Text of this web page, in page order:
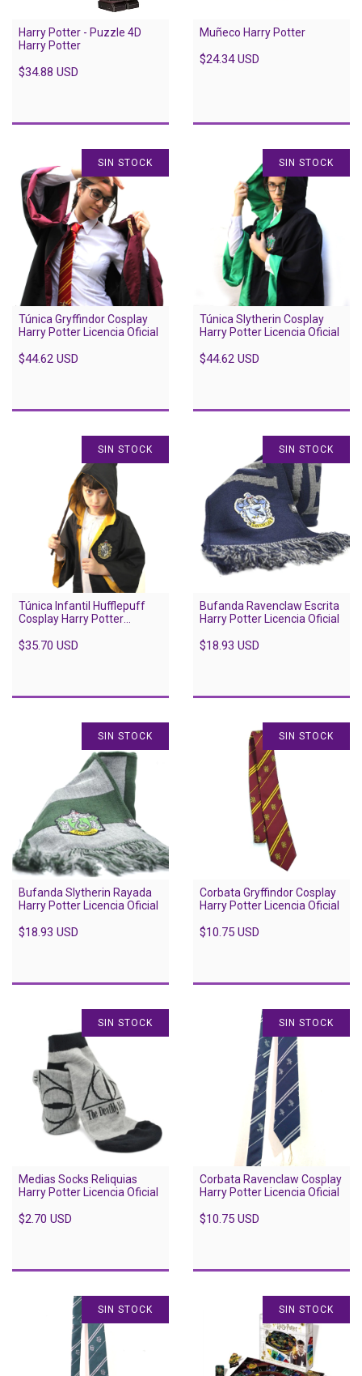
Harry Potter - Puzzle 4D
Harry Potter
$34.88 USD
Muñeco Harry Potter
$24.34 USD
SIN STOCK
Túnica Gryffindor Cosplay
Harry Potter Licencia Oficial
$44.62 USD
SIN STOCK
Túnica Slytherin Cosplay
Harry Potter Licencia Oficial
$44.62 USD
SIN STOCK
Túnica Infantil Hufflepuff
Cosplay Harry Potter
$35.70 USD
SIN STOCK
Bufanda Ravenclaw Escrita
Harry Potter Licencia Oficial
$18.93 USD
SIN STOCK
Bufanda Slytherin Rayada
Harry Potter Licencia Oficial
$18.93 USD
SIN STOCK
Corbata Gryffindor Cosplay
Harry Potter Licencia Oficial
$10.75 USD
SIN STOCK
Medias Socks Reliquias
Harry Potter Licencia Oficial
$2.70 USD
SIN STOCK
Corbata Ravenclaw Cosplay
Harry Potter Licencia Oficial
$10.75 USD
SIN STOCK SIN STOCK